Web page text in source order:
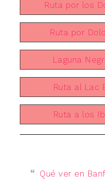
Ruta por los
Ruta por
Laguna
Ruta al Lac
Ruta a los
Qué ver en